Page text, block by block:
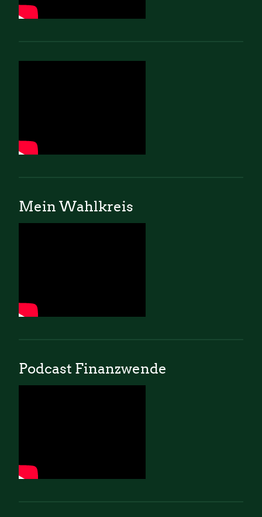
Mein Wahlkreis
Podcast Finanzwende